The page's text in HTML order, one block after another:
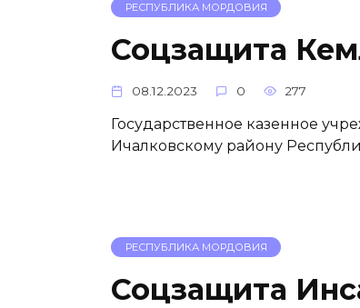
РЕСПУБЛИКА МОРДОВИЯ
Соцзащита
08.12.2023 0 277
Государственное казенное
Ичалковскому району
РЕСПУБЛИКА МОРДОВИЯ
Соцзащита